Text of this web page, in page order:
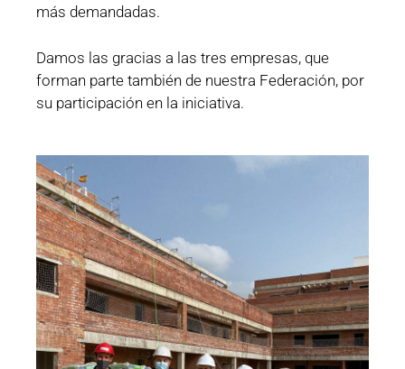
más demandadas.
Damos las gracias a las tres empresas, que
forman parte también de nuestra Federación, por
su participación en la iniciativa.